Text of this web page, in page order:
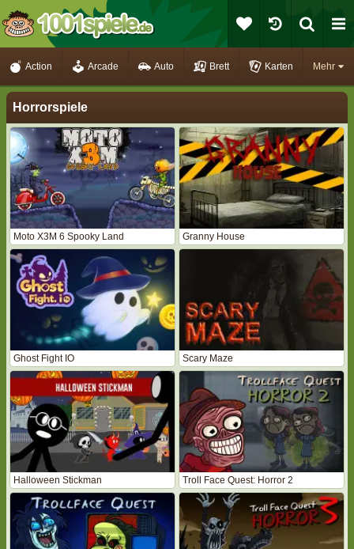
Mehr
Action Arcade Auto Brett Karten
Horrorspiele
Moto X3M 6 Spooky Land Granny House
Ghost Fight IO Scary Maze
Halloween Stickman Troll Face Quest: Horror 2